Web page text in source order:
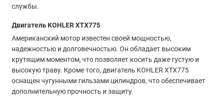
службы.
Двигатель KOHLER XTX775
Американский мотор известен своей мощностью,
надежностью и долговечностью. Он обладает высоким
крутящим моментом, что позволяет косить даже густую и
высокую траву. Кроме того, двигатель KOHLER XTX775
оснащен чугунными гильзами цилиндров, что обеспечивает
дополнительную прочность и защиту.